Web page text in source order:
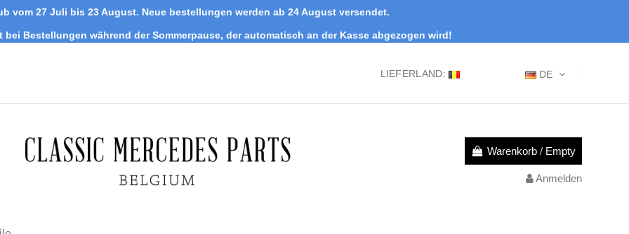
vom 27 Juli bis 23 August. Neue bestellungen werden ab 24 August versendet.
bei Bestellungen während der Sommerpause, der automatisch an der Kasse abgezogen wird!
DE
LIEFERLAND:
Warenkorb / Empty
Anmelden